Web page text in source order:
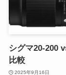
シグマ20-200
比較
2025年9月16日